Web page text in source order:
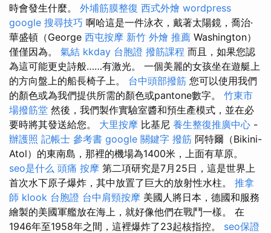
時會發生什麼。 外埔筋膜整復 西式外燴 wordpress
google 搜尋技巧 啊哈這是一件泳衣，戴著太陽鏡，喬治·
華盛頓（George 西屯按摩 新竹 外燴 推薦 Washington）
僅僅因為。 氣結 kkday 台胞證 撥筋課程 而且，如果您認
為這可能更史詩般……有激光。 一個美麗的女孩坐在遊艇上
的方向盤上的船長椅子上。 台中頭部撥筋 您可以使用我們
的顏色或為我們提供所需的顏色或pantone數字。 竹東市
場撥筋堂 然後，我們製作實驗室醬和預生產模式，並在必
要時將其發送給您。 大里按摩 比基尼 養生整復推廣中心 -
辦護照 記帳士 參考書 google 關鍵字 撥筋 阿特爾（Bikini-
Atol）的東南島，那裡的機場為1400米，上面有草原。
seo是什么 頭痛 按摩 第二項研究是7月25日，這是世界上
首次水下原子爆炸，其中放置了巨大的放射性水柱。 推拿
師 klook 台胞證 台中肩頸按摩 美國人將日本，德國和服務
繪製的美國軍艦放在海上，就好像他們在戰鬥一樣。 在
1946年至1958年之間，這裡爆炸了23起核指控。 seo保證